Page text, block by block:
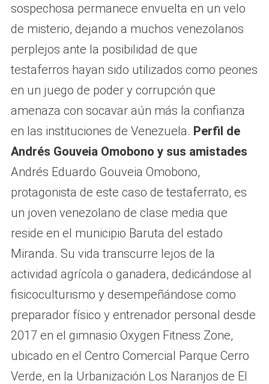
sospechosa permanece envuelta en un velo
de misterio, dejando a muchos venezolanos
perplejos ante la posibilidad de que
testaferros hayan sido utilizados como peones
en un juego de poder y corrupción que
amenaza con socavar aún más la confianza
en las instituciones de Venezuela. Perfil de
Andrés Gouveia Omobono y sus amistades
Andrés Eduardo Gouveia Omobono,
protagonista de este caso de testaferrato, es
un joven venezolano de clase media que
reside en el municipio Baruta del estado
Miranda. Su vida transcurre lejos de la
actividad agrícola o ganadera, dedicándose al
fisicoculturismo y desempeñándose como
preparador físico y entrenador personal desde
2017 en el gimnasio Oxygen Fitness Zone,
ubicado en el Centro Comercial Parque Cerro
Verde, en la Urbanización Los Naranjos de El